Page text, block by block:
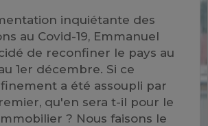
inquiétante des
au Covid-19, Emmanuel
de reconfiner le pays au
1er décembre. Si ce
a été assoupli par
qu'en sera t-il pour le
? Nous faisons le